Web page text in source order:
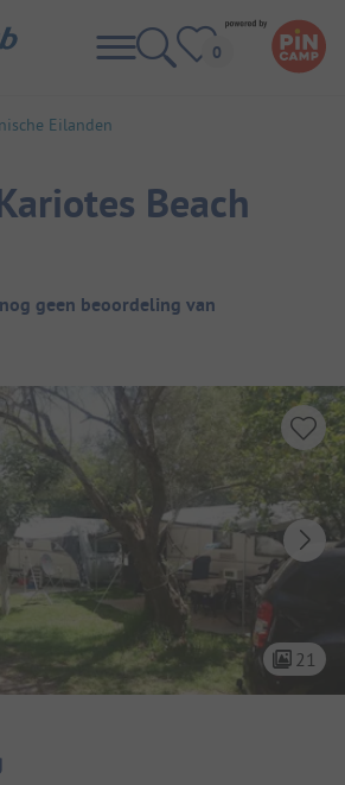
Eilanden
Beach
geen beoordeling van
21